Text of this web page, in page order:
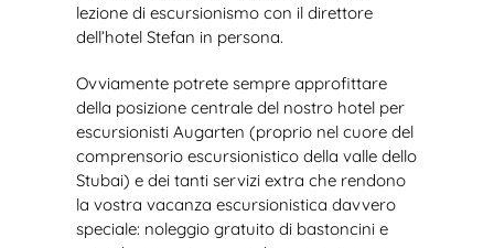
lezione di escursionismo con il direttore
dell’hotel Stefan in persona.
Ovviamente potrete sempre approfittare
della posizione centrale del nostro hotel per
escursionisti Augarten (proprio nel cuore del
comprensorio escursionistico della valle dello
Stubai) e dei tanti servizi extra che rendono
la vostra vacanza escursionistica davvero
speciale: noleggio gratuito di bastoncini e